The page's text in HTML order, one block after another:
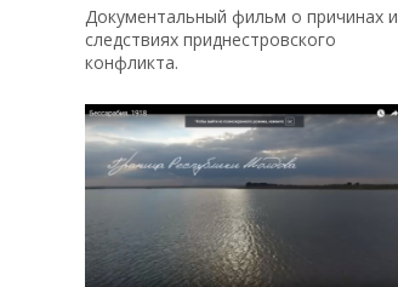
Документальный фильм о причинах и
следствиях приднестровского
конфликта.